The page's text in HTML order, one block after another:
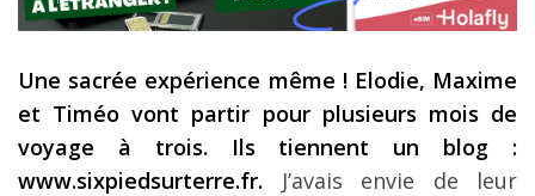
Mon journal de bord sur Instagram
Blog voyage
Les derniers articles
Podcast
Une sacrée expérience même ! Elodie, Maxime
et Timéo vont partir pour plusieurs mois de
voyage à trois. Ils tiennent un blog :
www.sixpiedsurterre.fr.
J’avais envie de leur